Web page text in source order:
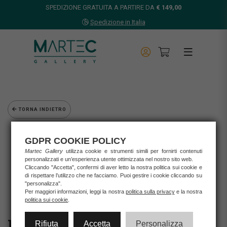
SPEDIZIONE GRATUITA A PARTIRE DA € 149,00
Spedizione in Italia
TORNA INDIETRO
Opere d'arte
Grafica d'autore
Lisandro Rota
LISANDRO ROTA - VIVA GLI SPOSI
GDPR COOKIE POLICY
Martec Gallery utilizza cookie e strumenti simili per fornirti contenuti
personalizzati e un’esperienza utente ottimizzata nel nostro sito web.
Cliccando "Accetta", confermi di aver letto la nostra politica sui cookie e
di rispettare l’utilizzo che ne facciamo. Puoi gestire i cookie cliccando su
"personalizza".
Per maggiori informazioni, leggi la nostra politica sulla privacye la nostra
politica sui cookie
Rifiuta Accetta Personalizza